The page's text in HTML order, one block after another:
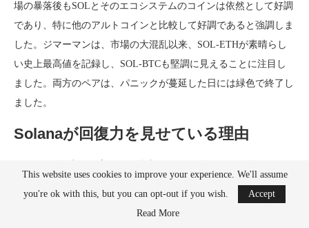
場の暴落後もSOLとそのエコシステムのコインは依然として好調
であり、特に他のアルトコインと比較して好調であると強調しま
した。ジマーマンは、市場の大混乱以来、SOL-ETHが素晴らし
い史上最高値を記録し、SOL-BTCも堅調に見えることに注目し
ました。両方のペアは、パニックが蔓延した日には緑色で終了し
ました。
Solanaが回復力を見せている理由
支えられています。英国に拠点を置くデジタル資産投資会社であ
るTagus Capitalによると、プラットフォームの基盤となる強み
This website uses cookies to improve your experience. We'll assume
you're ok with this, but you can opt-out if you wish.
Accept
Read More